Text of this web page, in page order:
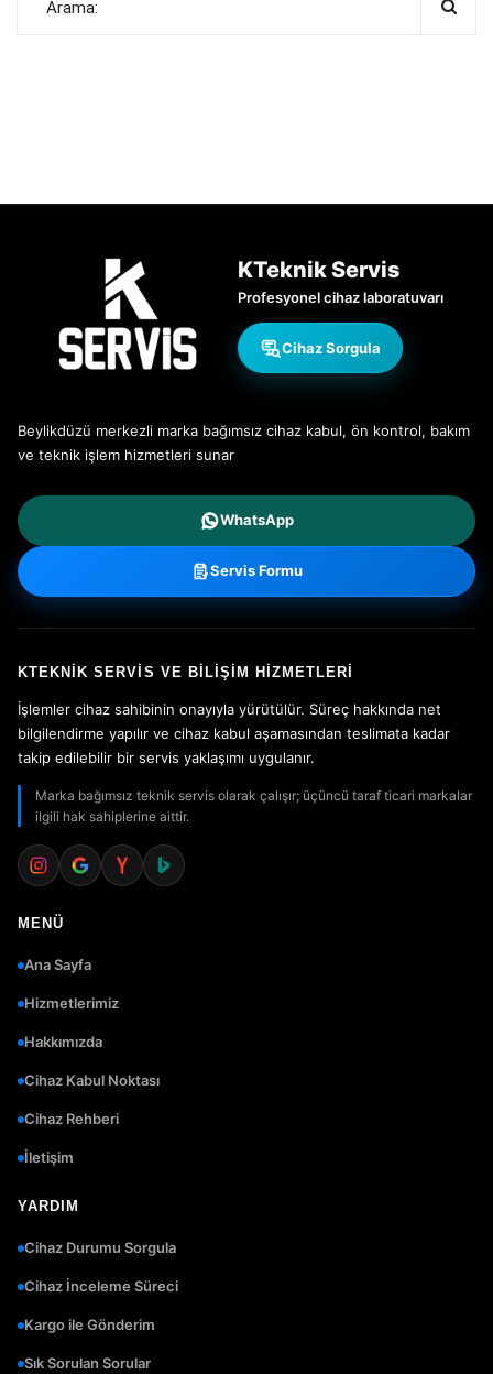
KTeknik Servis
Profesyonel cihaz laboratuvarı
Cihaz Sorgula
Beylikdüzü merkezli marka bağımsız cihaz kabul, ön kontrol, bakım
ve teknik işlem hizmetleri sunar
WhatsApp
Servis Formu
KTEKNIK SERVIS VE BILIŞIM HIZMETLERI
İşlemler cihaz sahibinin onayıyla yürütülür. Süreç hakkında net
bilgilendirme yapılır ve cihaz kabul aşamasından teslimata kadar
takip edilebilir bir servis yaklaşımı uygulanır.
Marka bağımsız teknik servis olarak çalışır; üçüncü taraf ticari markalar
ilgili hak sahiplerine aittir.
MENÜ
Ana Sayfa
Hizmetlerimiz
Hakkımızda
Cihaz Kabul Noktası
Cihaz Rehberi
İletişim
YARDIM
Cihaz Durumu Sorgula
Cihaz İnceleme Süreci
Kargo ile Gönderim
Sık Sorulan Sorular